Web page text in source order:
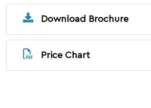
Download Brochure
Price Chart